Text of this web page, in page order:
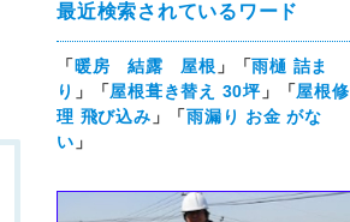
最近検索されているワード
「暖房 結露 屋根 」「雨樋 詰ま
り 」「屋根葺き替え 30坪」「屋根修
理 飛び込み 」「雨漏り お金 がな
い 」